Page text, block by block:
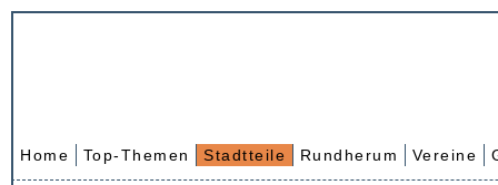
Home Top-Themen Stadtteile Rundherum Vereine